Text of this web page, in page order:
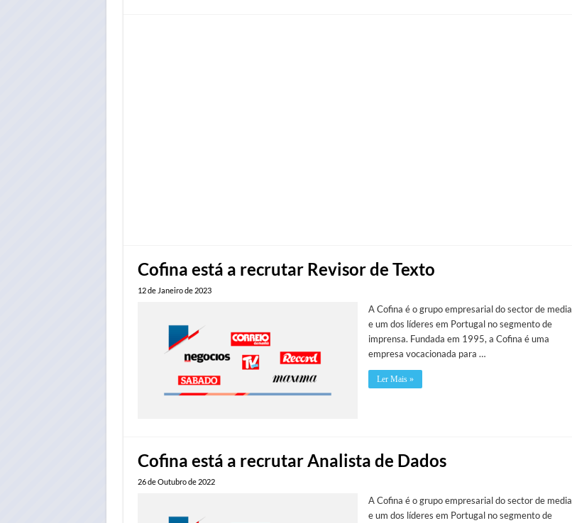
Cofina está a recrutar Revisor de Texto
12 de Janeiro de 2023
A Cofina é o grupo empresarial do sector de media
e um dos líderes em Portugal no segmento de
imprensa. Fundada em 1995, a Cofina é uma
empresa vocacionada para …
Ler Mais »
Cofina está a recrutar Analista de Dados
26 de Outubro de 2022
A Cofina é o grupo empresarial do sector de media
e um dos líderes em Portugal no segmento de